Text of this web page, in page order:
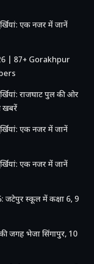
एक नजर में जानें
| 87+ Gorakhpur
राजघाट पुल की ओर
खबरें
एक नजर में जानें
एक नजर में जानें
जटेपुर स्कूल में कक्षा 6, 9
जगह भेजा सिंगापुर, 10